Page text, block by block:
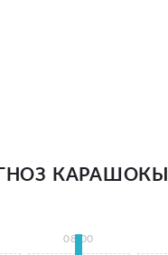
КАРАШОКЫ
08:00